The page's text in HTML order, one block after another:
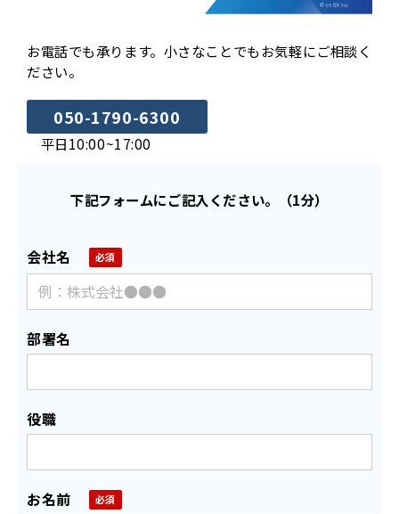
お電話でも承ります。小さなことでもお気軽にご相談く
ださい。
050-1790-6300
平日10:00~17:00
下記フォームにご記入ください。（1分）
会社名
部署名
役職
お名前